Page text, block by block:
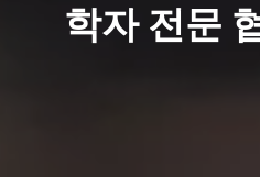
학자 전문